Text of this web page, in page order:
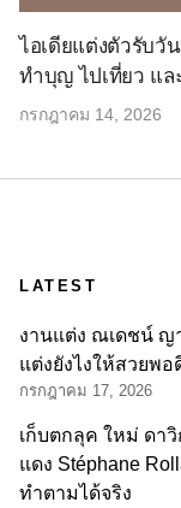
ไอเดียแต่งตัวรับวั
ทำบุญ ไปเที่ยว แ
กรกฎาคม 14, 2026
LATEST
งานแต่ง ณเดชน์ ญ
แต่งยังไงให้สวยพอ
กรกฎาคม 17, 2026
เก็บตกลุค ใหม่ ดา
แดง Stéphane
ทำตามได้จริง